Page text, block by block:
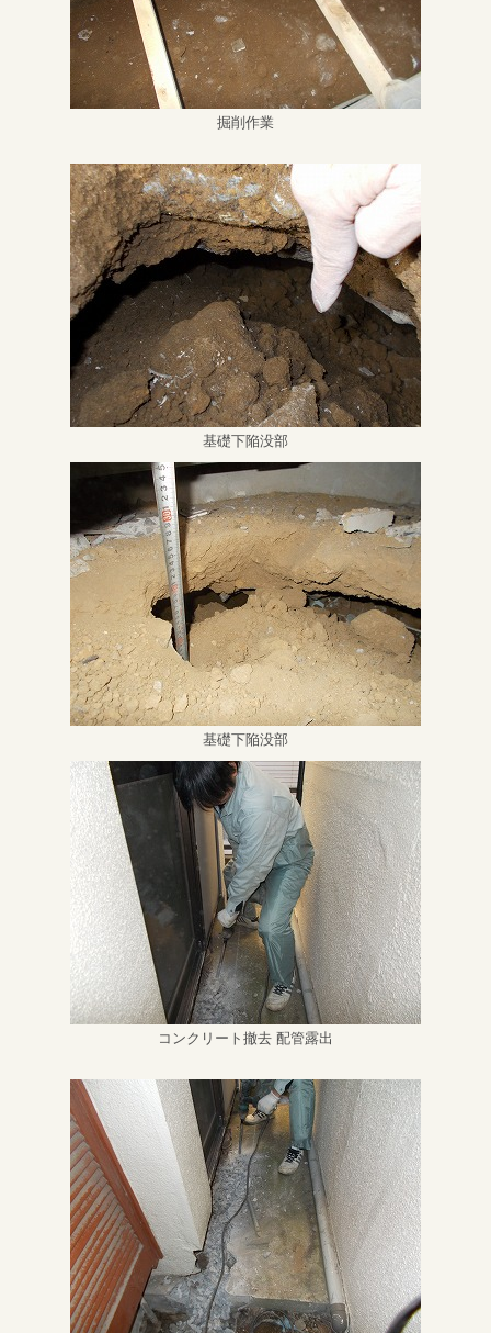
掘削作業
基礎下陥没部
基礎下陥没部
コンクリート撤去 配管露出